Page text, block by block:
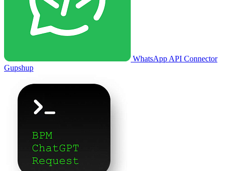
WhatsApp API Connector
Gupshup